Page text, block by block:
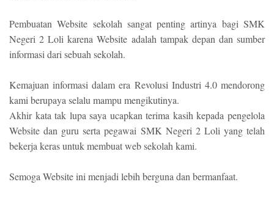
Pembuatan Website sekolah sangat penting artinya bagi SMK
Negeri 2 Loli karena Website adalah tampak depan dan sumber
informasi dari sebuah sekolah.
Kemajuan informasi dalam era Revolusi Industri 4.0 mendorong
kami berupaya selalu mampu mengikutinya.
Akhir kata tak lupa saya ucapkan terima kasih kepada pengelola
Website dan guru serta pegawai SMK Negeri 2 Loli yang telah
bekerja keras untuk membuat web sekolah kami.
Semoga Website ini menjadi lebih berguna dan bermanfaat.